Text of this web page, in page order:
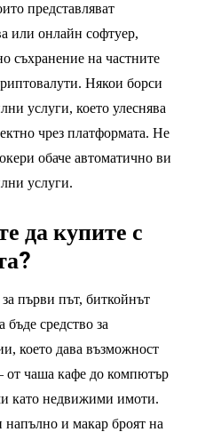
представляват
или онлайн софтуер,
съхранение на частните
Някои борси
услуги, което улеснява
чрез платформата. Не
обаче автоматично ви
услуги.
да купите с
първи път, биткойнът
бъде средство за
което дава възможност
от чаша кафе до компютър
като недвижими имоти.
напълно и макар броят на